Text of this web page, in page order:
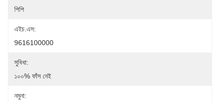
পিপি
এইচ.এস:
9616100000
সুবিধা:
১০০% ফাঁস নেই
নমুনা: